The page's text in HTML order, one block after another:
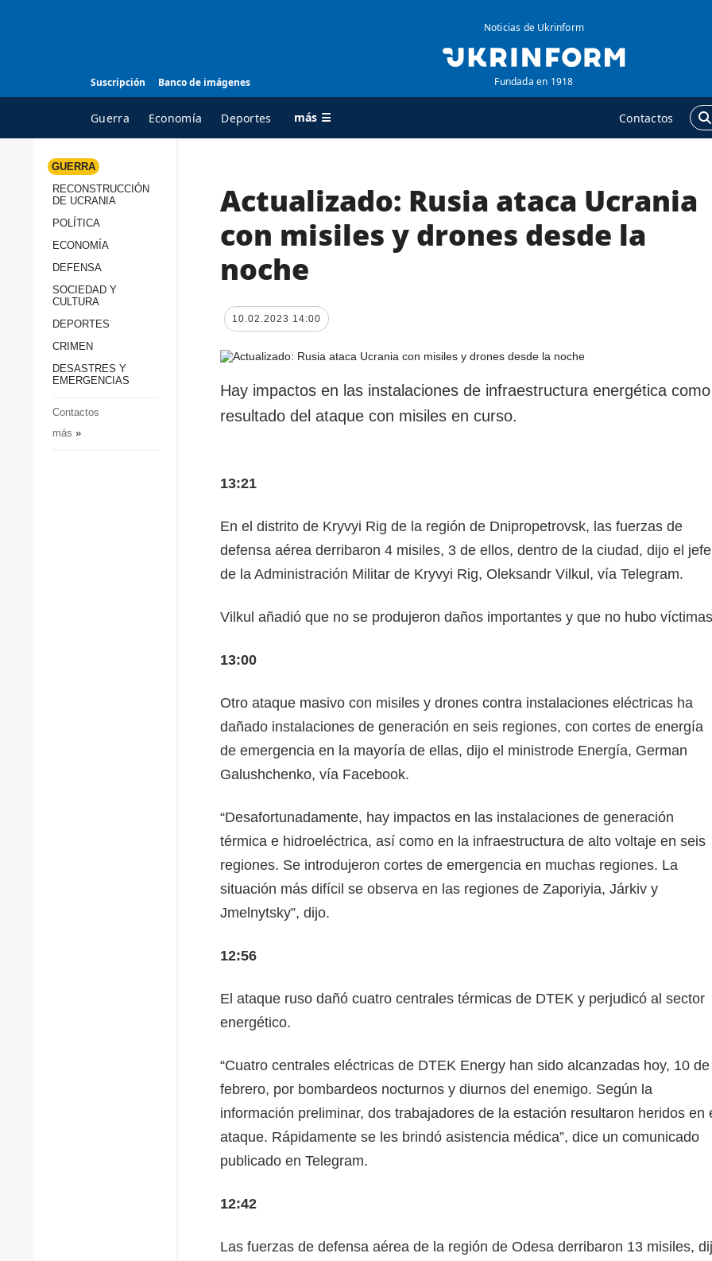
Suscripción Banco de imágenes
Noticias de Ukrinform
Fundada en 1918
Guerra Economía Deportes más ☰ Contactos
TODAS LAS
Reconstrucción de
Sociedad y Cultura
AGENCIA
sobre la agencia
contacto
protección de datos
ADICIONAL
Podcasts
Publicaciones
GUERRA
RECONSTRUCCIÓN
DE UCRANIA
POLÍTICA
ECONOMÍA
DEFENSA
SOCIEDAD Y
CULTURA
DEPORTES
CRIMEN
DESASTRES Y
EMERGENCIAS
Contactos
más »
Actualizado: Rusia ataca Ucrania
con misiles y drones desde la
noche
10.02.2023 14:00
Hay impactos en las instalaciones de infraestructura energética como
resultado del ataque con misiles en curso.
13:21
En el distrito de Kryvyi Rig de la región de Dnipropetrovsk, las fuerzas de
defensa aérea derribaron 4 misiles, 3 de ellos, dentro de la ciudad, dijo el jefe
de la Administración Militar de Kryvyi Rig, Oleksandr Vilkul, vía Telegram.
Vilkul añadió que no se produjeron daños importantes y que no hubo
13:00
Otro ataque masivo con misiles y drones contra instalaciones eléctricas ha
dañado instalaciones de generación en seis regiones, con cortes de energía
de emergencia en la mayoría de ellas, dijo el ministrode Energía, German
Galushchenko, vía Facebook.
“Desafortunadamente, hay impactos en las instalaciones de generación
térmica e hidroeléctrica, así como en la infraestructura de alto voltaje en seis
regiones. Se introdujeron cortes de emergencia en muchas regiones. La
situación más difícil se observa en las regiones de Zaporiyia, Járkiv y
Jmelnytsky”, dijo.
12:56
El ataque ruso dañó cuatro centrales térmicas de DTEK y perjudicó al sector
energético.
“Cuatro centrales eléctricas de DTEK Energy han sido alcanzadas hoy, 10 de
febrero, por bombardeos nocturnos y diurnos del enemigo. Según la
información preliminar, dos trabajadores de la estación resultaron heridos en
ataque. Rápidamente se les brindó asistencia médica”, dice un comunicado
publicado en Telegram.
12:42
Las fuerzas de defensa aérea de la región de Odesa derribaron 13 misiles,